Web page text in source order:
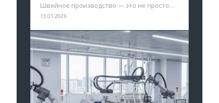
Швейное производство — это не просто…
13.01.2026